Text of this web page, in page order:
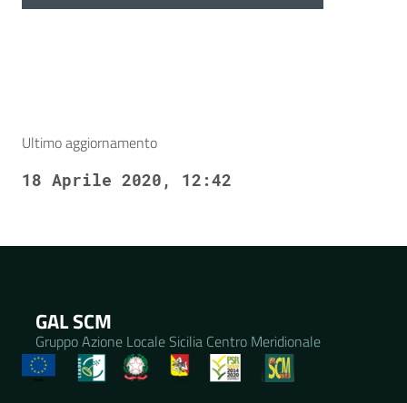
Ultimo aggiornamento
18 Aprile 2020, 12:42
GAL SCM
Gruppo Azione Locale Sicilia Centro Meridionale